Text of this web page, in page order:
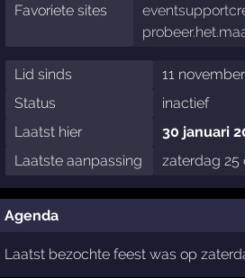
Favoriete sites
Lid sinds
11
Status
inactief
Laatst hier
30 januari
Laatste aanpassing
zaterdag 25
Agenda
Laatst bezochte feest was op